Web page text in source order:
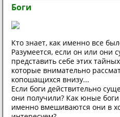
Боги
Кто знает, как именно все
Разумеется, если он или они
представить себе этих
которые внимательно
копошащихся внизу...
Если боги действительно
они получили? Как юные
именно вмешиваются они в